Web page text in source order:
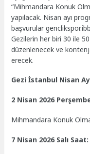
“Mihmandara Konuk
yapılacak. Nisan ayı
başvurular
Gezilerin her biri 30 ile
düzenlenecek ve
erecek.
Gezi İstanbul Nisan
2 Nisan 2026
Mihmandara Konuk
7 Nisan 2026 Salı